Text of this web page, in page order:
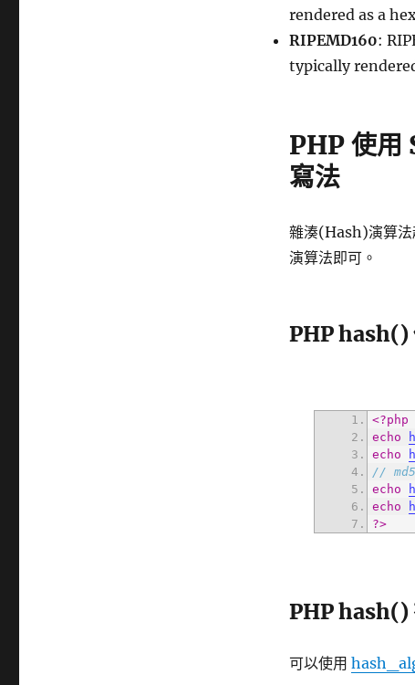
rendered as a
RIPEMD160:
typically
PHP 使用
寫法
雜湊(Hash)演算法
演算法即可。
PHP hash()
<?php
echo
echo
//
echo
echo
?>
PHP hash()
可以使用